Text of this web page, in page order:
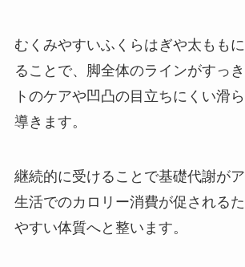
むくみやすいふくらはぎや太もも
ることで、脚全体のラインがすっ
トのケアや凹凸の目立ちにくい滑
導きます。
継続的に受けることで基礎代謝が
生活でのカロリー消費が促される
やすい体質へと整います。